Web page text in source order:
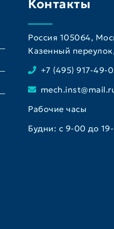
Контакты
Россия 105064,
Казенный
+7 (495) 917-49-
Рабочие часы
Будни: с 9-00 до